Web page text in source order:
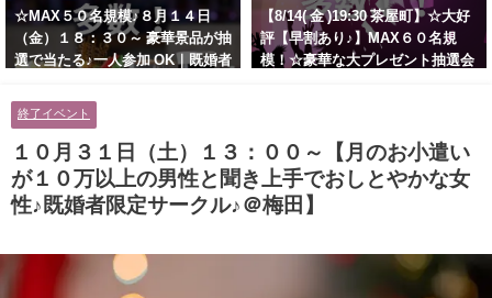
☆MAX５０名規模♪８月１４日
（金）１８：３０～ 豪華景品が抽
選で当たる♪一人参加 OK｜既婚者
に余裕のある健康的なオシャレ男
性と美容好きで優しさのある大人
女性の既婚者限定ビッグパーティ
ー♪＠池袋】
【8/14( 金 )19:30 茶屋町】☆大好
評【早割あり♪】MAX６０名規
模！☆豪華な大プレゼント抽選会
ティー♪＠茶屋町】
終了イベント
１０月３１日（土）１３：００～【月のお小遣い
が１０万以上の男性と聞き上手でおしとやかな女
性♪既婚者限定サークル♪＠梅田】